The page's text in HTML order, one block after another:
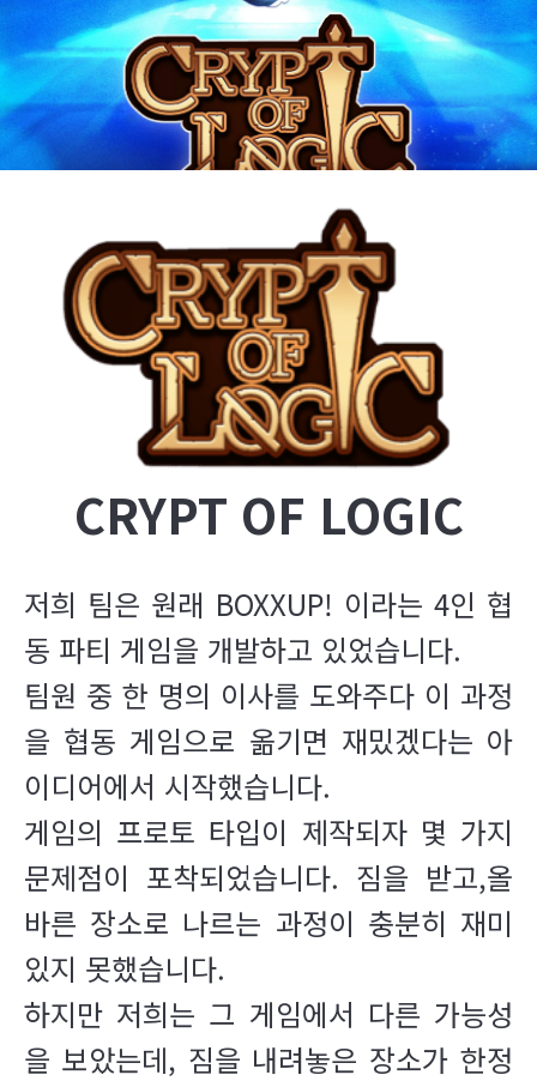
CRYPT OF LOGIC
저희 팀은 원래 BOXXUP! 이라는 4인 협
동 파티 게임을 개발하고 있었습니다.
팀원 중 한 명의 이사를 도와주다 이 과정
을 협동 게임으로 옮기면 재밌겠다는 아
이디어에서 시작했습니다.
게임의 프로토 타입이 제작되자 몇 가지
문제점이 포착되었습니다. 짐을 받고,올
바른 장소로 나르는 과정이 충분히 재미
있지 못했습니다.
하지만 저희는 그 게임에서 다른 가능성
을 보았는데, 짐을 내려놓은 장소가 한정